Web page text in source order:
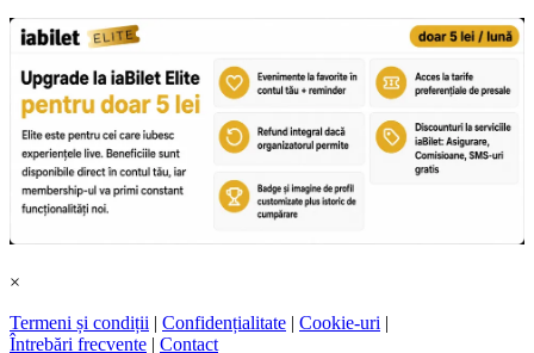
×
Termeni și condiții | Confidențialitate | Cookie-uri |
Întrebări frecvente | Contact